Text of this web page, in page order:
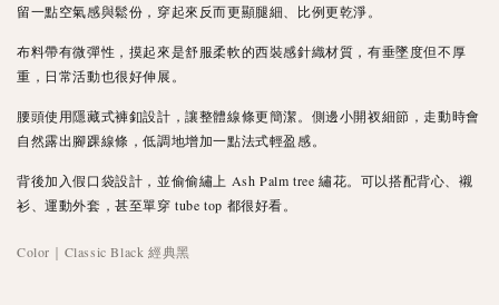
留一點空氣感與鬆份，穿起來反而更顯腿細、比例更乾淨。
布料帶有微彈性，摸起來是舒服柔軟的西裝感針織材質，有垂墜度但不厚
重，日常活動也很好伸展。
腰頭使用隱藏式褲釦設計，讓整體線條更簡潔。側邊小開衩細節，走動時會
自然露出腳踝線條，低調地增加一點法式輕盈感。
背後加入假口袋設計，並偷偷繡上 Ash Palm tree 繡花。可以搭配背心、襯
衫、運動外套，甚至單穿 tube top 都很好看。
Color｜Classic Black 經典黑